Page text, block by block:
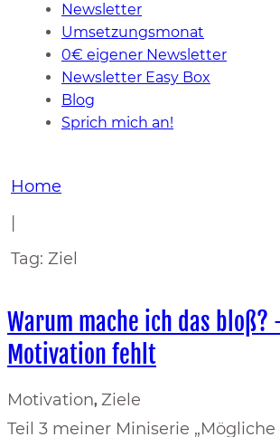
Newsletter
Umsetzungsmonat
0€ eigener Newsletter
Newsletter Easy Box
Blog
Sprich mich an!
Home
|
Tag: Ziel
Warum mache ich das bloß?
Motivation fehlt
Motivation, Ziele
Teil 3 meiner Miniserie „Mögliche